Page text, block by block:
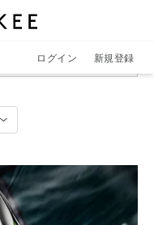
ログイン 新規登録